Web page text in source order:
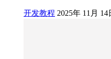
开发教程 2025年 11月 14